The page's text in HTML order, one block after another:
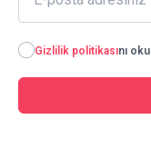
Gizlilik politikasını